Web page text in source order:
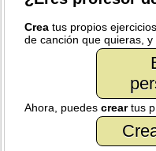
Crea tus propios
de canción que quieras, y
Ahora, puedescreartus